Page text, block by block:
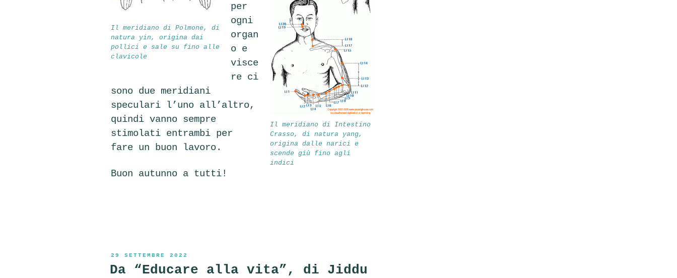
Il meridiano di Polmone, di
natura yin, origina dai
pollici e sale su fino alle
clavicole
Il meridiano di Intestino
Crasso, di natura yang,
origina dalle narici e
scende giù fino agli
indici
per
ogni
organ
o e
visce
re ci
sono due meridiani
speculari l’uno all’altro,
quindi vanno sempre
stimolati entrambi per
fare un buon lavoro.
Buon autunno a tutti!
PUBBLICATO
29 SETTEMBRE 2022
Da “Educare alla vita”, di Jiddu